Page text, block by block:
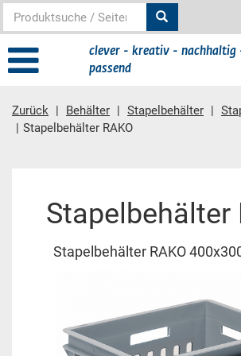
clever - kreativ - nachhaltig
passend
Zurück Behälter Stapelbehälter
Stapelbehälter RAKO
Stapelbehälter
Stapelbehälter RAKO